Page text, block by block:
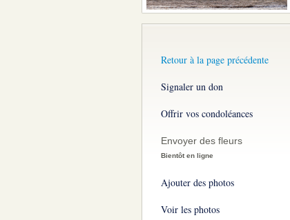
Retour à la page précédente
Signaler un don
Offrir vos condoléances
Envoyer des fleurs
Bientôt en ligne
Ajouter des photos
Voir les photos